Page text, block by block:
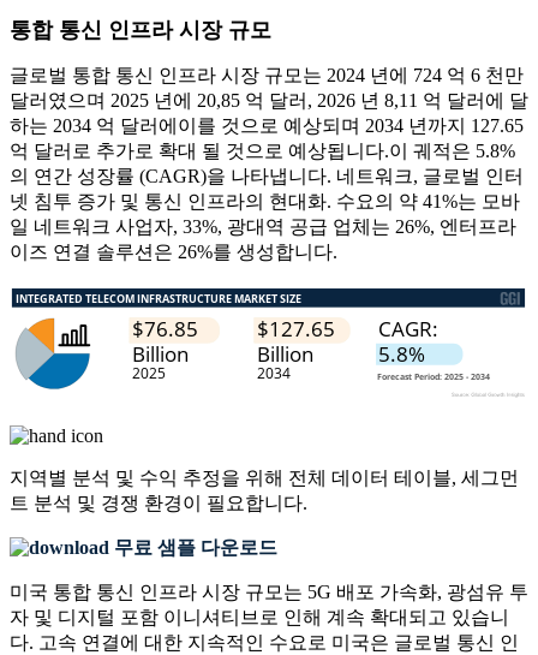
통합 통신 인프라 시장 규모
글로벌 통합 통신 인프라 시장 규모는 2024 년에 724 억 6 천만
달러였으며 2025 년에 20,85 억 달러, 2026 년 8,11 억 달러에 달
하는 2034 억 달러에이를 것으로 예상되며 2034 년까지 127.65
억 달러로 추가로 확대 될 것으로 예상됩니다.이 궤적은 5.8%
의 연간 성장률 (CAGR)을 나타냅니다. 네트워크, 글로벌 인터
넷 침투 증가 및 통신 인프라의 현대화. 수요의 약 41%는 모바
일 네트워크 사업자, 33%, 광대역 공급 업체는 26%, 엔터프라
이즈 연결 솔루션은 26%를 생성합니다.
지역별 분석 및 수익 추정을 위해 전체 데이터 테이블, 세그먼
트 분석 및 경쟁 환경이 필요합니다.
무료 샘플 다운로드
미국 통합 통신 인프라 시장 규모는 5G 배포 가속화, 광섬유 투
자 및 디지털 포함 이니셔티브로 인해 계속 확대되고 있습니
다. 고속 연결에 대한 지속적인 수요로 미국은 글로벌 통신 인